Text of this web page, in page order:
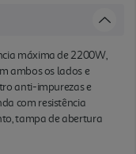
máxima de 2200W,
ambos os lados e
anti-impurezas e
com resistência
tampa de abertura